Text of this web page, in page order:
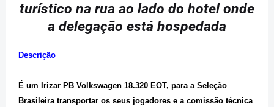
turístico na rua ao lado do hotel onde
a delegação está hospedada
Descrição
É um Irizar PB Volkswagen 18.320 EOT, para a Seleção
Brasileira transportar os seus jogadores e a comissão técnica